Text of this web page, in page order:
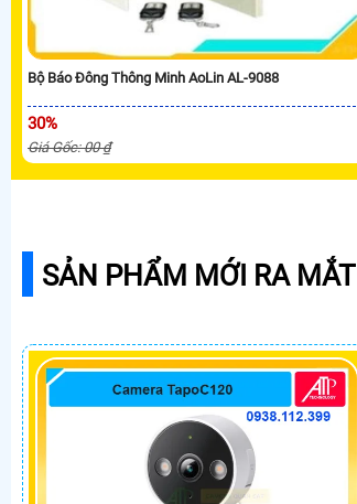
Bộ Báo Đông Thông Minh AoLin AL-9088
30%
Giá Gốc: 00 ₫
SẢN PHẨM MỚI RA MẮT